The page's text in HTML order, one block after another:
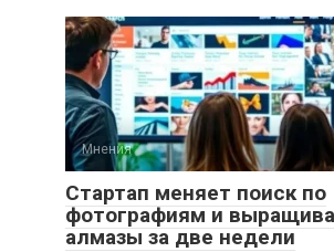
Мнения
Стартап меняет поиск по
фотографиям и
алмазы за две недели